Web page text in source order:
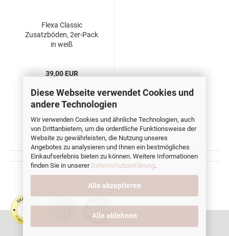
Diese Webseite verwendet Cookies und
andere Technologien
Wir verwenden Cookies und ähnliche Technologien, auch
von Drittanbietern, um die ordentliche Funktionsweise der
Website zu gewährleisten, die Nutzung unseres
Angebotes zu analysieren und Ihnen ein bestmögliches
Einkaufserlebnis bieten zu können. Weitere Informationen
finden Sie in unserer Datenschutzerklärung.
Alle akzeptieren
Alle ablehnen
Flexa Classic
Zusatzböden, 2er-Pack
in weiß
39,00 EUR